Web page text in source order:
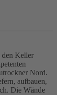
den Keller
Nord.
aufbauen,
Die Wände